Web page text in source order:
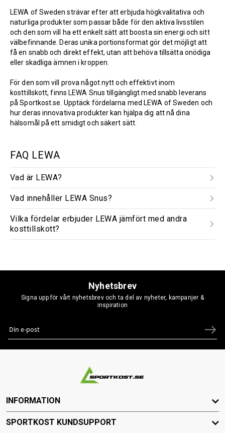
LEWA of Sweden strävar efter att erbjuda högkvalitativa och
naturliga produkter som passar både för den aktiva livsstilen
och den som vill ha ett enkelt sätt att boosta sin energi och sitt
välbefinnande. Deras unika portionsformat gör det möjligt att
få en snabb och direkt effekt, utan att behöva tillsätta onödiga
eller skadliga ämnen i kroppen.
För den som vill prova något nytt och effektivt inom
kosttillskott, finns LEWA Snus tillgängligt med snabb leverans
på Sportkost.se. Upptäck fördelarna med LEWA of Sweden och
hur deras innovativa produkter kan hjälpa dig att nå dina
hälsomål på ett smidigt och säkert sätt.
FAQ LEWA
Vad är LEWA?
Vad innehåller LEWA Snus?
Vilka fördelar erbjuder LEWA jämfört med andra
kosttillskott?
Nyhetsbrev
Signa upp för vårt nyhetsbrev och ta del av nyheter, kampanjer &
inspiration
INFORMATION
SPORTKOST KUNDSUPPORT